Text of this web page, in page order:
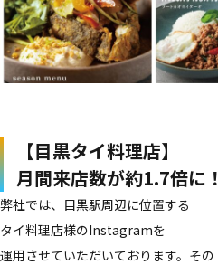
【目黒タイ料理店】
月間来店数が​約1.7倍に！
弊社では、​目黒駅周辺に​位置する​
タイ料理店様の​Instagramを​
運用させていただいております。​その​